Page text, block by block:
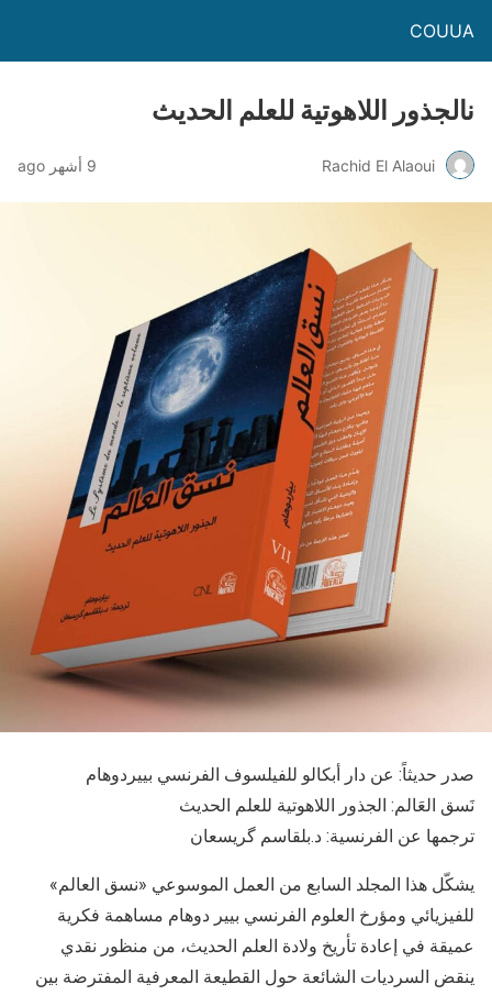
COUUA
نالجذور اللاهوتية للعلم الحديث
Rachid El Alaoui 9 أشهر ago
صدر حديثاً: عن دار أبكالو للفيلسوف الفرنسي بييردوهام
نَسق العَالم: الجذور اللاهوتية للعلم الحديث
ترجمها عن الفرنسية: د.بلقاسم گريسعان
يشكّل هذا المجلد السابع من العمل الموسوعي «نسق العالم»
للفيزيائي ومؤرخ العلوم الفرنسي بيير دوهام مساهمة فكرية
عميقة في إعادة تأريخ ولادة العلم الحديث، من منظور نقدي
ينقض السرديات الشائعة حول القطيعة المعرفية المفترضة بين